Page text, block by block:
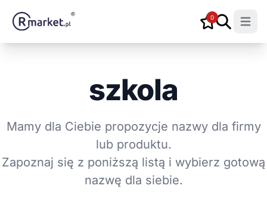
0
Open
szkola
Mamy dla Ciebie propozycje nazwy dla firmy
lub produktu.
Zapoznaj się z poniższą listą i wybierz gotową
nazwę dla siebie.